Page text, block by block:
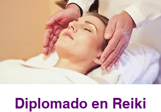
Diplomado en Reiki